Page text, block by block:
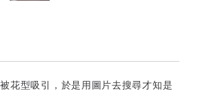
花型吸引，於是用圖片去搜尋才知是